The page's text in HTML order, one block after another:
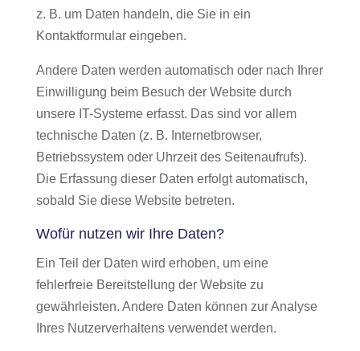
z. B. um Daten handeln, die Sie in ein
Kontaktformular eingeben.
Andere Daten werden automatisch oder nach Ihrer
Einwilligung beim Besuch der Website durch
unsere IT-Systeme erfasst. Das sind vor allem
technische Daten (z. B. Internetbrowser,
Betriebssystem oder Uhrzeit des Seitenaufrufs).
Die Erfassung dieser Daten erfolgt automatisch,
sobald Sie diese Website betreten.
Wofür nutzen wir Ihre Daten?
Ein Teil der Daten wird erhoben, um eine
fehlerfreie Bereitstellung der Website zu
gewährleisten. Andere Daten können zur Analyse
Ihres Nutzerverhaltens verwendet werden.